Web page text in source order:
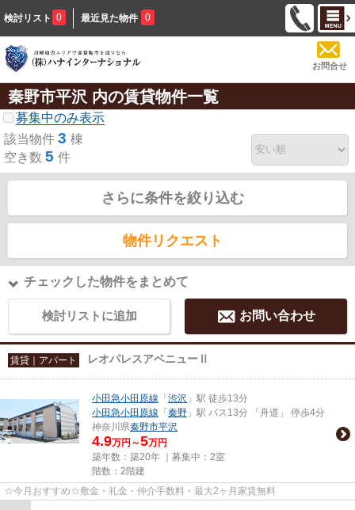
検討リスト 0 最近見た物件 0
お問合せ
秦野市平沢 内の賃貸物件一覧
募集中のみ表示
該当物件 3 棟
空き数 5 件
さらに条件を絞り込む
物件リクエスト
チェックした物件をまとめて
検討リストに追加 お問い合わせ
賃貸｜アパート レオパレスアベニューⅡ
小田急小田原線 「 渋沢 」駅 徒歩13分
小田急小田原線 「 秦野 」駅 バス13分 「舟道」 停歩4分
神奈川県秦野市平沢
4.9万円～5万円
築年数：築20年 ｜募集中： 2室
階数：2階建
☆今月おすすめ☆敷金・礼金・仲介手数料・最大2ヶ月家賃無料